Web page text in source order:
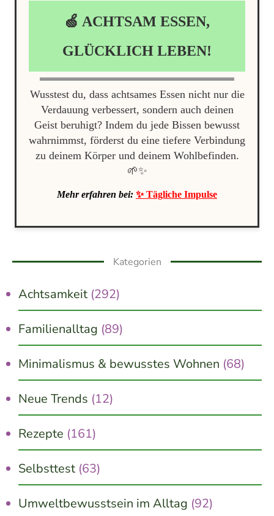
🍏 ACHTSAM ESSEN,
GLÜCKLICH LEBEN!
Wusstest du, dass achtsames Essen nicht nur die
Verdauung verbessert, sondern auch deinen
Geist beruhigt? Indem du jede Bissen bewusst
wahrnimmst, förderst du eine tiefere Verbindung
zu deinem Körper und deinem Wohlbefinden.
🌱✨
Mehr erfahren bei: ✨ Tägliche Impulse
Kategorien
Achtsamkeit (292)
Familienalltag (89)
Minimalismus & bewusstes Wohnen (68)
Neue Trends (12)
Rezepte (161)
Selbsttest (63)
Umweltbewusstsein im Alltag (92)